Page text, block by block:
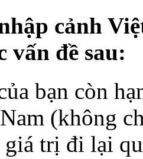
cảnh
vấn đề sau:
bạn còn
(không
trị đi lại